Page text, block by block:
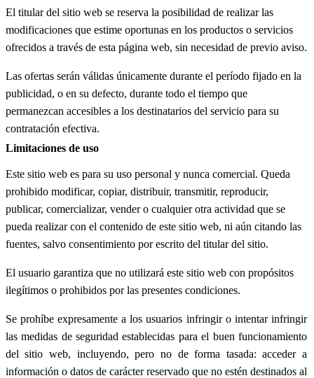
El titular del sitio web se reserva la posibilidad de realizar las
modificaciones que estime oportunas en los productos o servicios
ofrecidos a través de esta página web, sin necesidad de previo aviso.
Las ofertas serán válidas únicamente durante el período fijado en la
publicidad, o en su defecto, durante todo el tiempo que
permanezcan accesibles a los destinatarios del servicio para su
contratación efectiva.
Limitaciones de uso
Este sitio web es para su uso personal y nunca comercial. Queda
prohibido modificar, copiar, distribuir, transmitir, reproducir,
publicar, comercializar, vender o cualquier otra actividad que se
pueda realizar con el contenido de este sitio web, ni aún citando las
fuentes, salvo consentimiento por escrito del titular del sitio.
El usuario garantiza que no utilizará este sitio web con propósitos
ilegítimos o prohibidos por las presentes condiciones.
Se prohíbe expresamente a los usuarios infringir o intentar infringir
las medidas de seguridad establecidas para el buen funcionamiento
del sitio web, incluyendo, pero no de forma tasada: acceder a
información o datos de carácter reservado que no estén destinados al